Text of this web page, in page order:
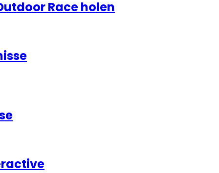
Race holen